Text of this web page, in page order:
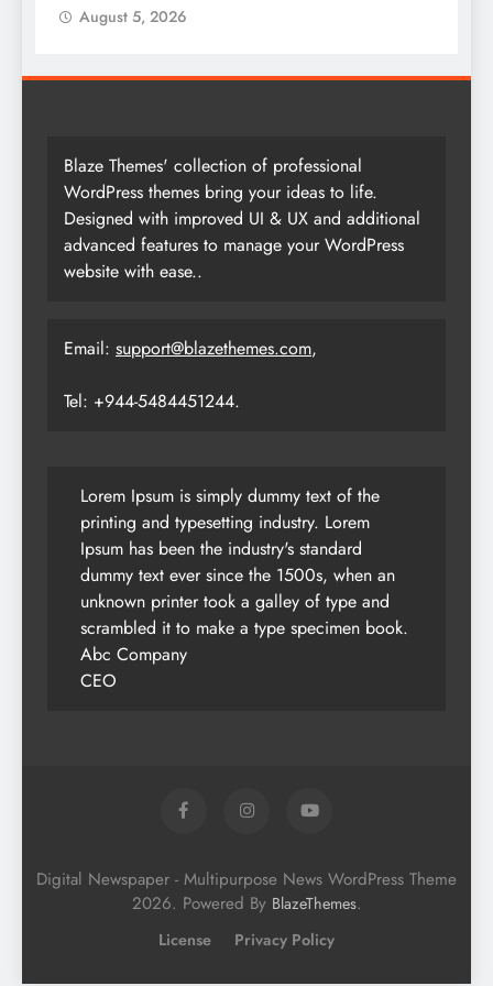
August 5, 2026
Blaze Themes' collection of professional
WordPress themes bring your ideas to life.
Designed with improved UI & UX and additional
advanced features to manage your WordPress
website with ease..
Email: support@blazethemes.com,
Tel: +944-5484451244.
Lorem Ipsum is simply dummy text of the
printing and typesetting industry. Lorem
Ipsum has been the industry's standard
dummy text ever since the 1500s, when an
unknown printer took a galley of type and
scrambled it to make a type specimen book.
Abc Company
CEO
Digital Newspaper - Multipurpose News WordPress Theme
2026. Powered By BlazeThemes.
License Privacy Policy